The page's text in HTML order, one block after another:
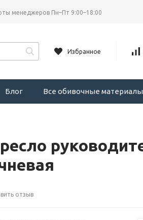
менеджеров Пн–Пт 9:00–18:00
Избранное
Блог Все обивочные материалы
отзыв